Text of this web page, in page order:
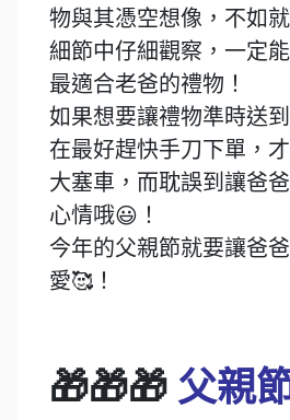
物與其憑空想像，不如
細節中仔細觀察，一定
最適合老爸的禮物！
如果想要讓禮物準時送
在最好趕快手刀下單，
大塞車，而耽誤到讓爸
心情哦😃！
今年的父親節就要讓爸
愛🥰！
🎁🎁🎁 父親